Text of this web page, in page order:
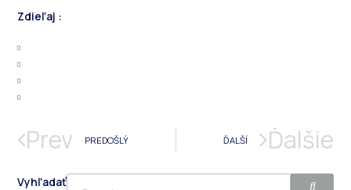
Zdieľaj :
Prev PREDOŠLÝ ĎALŠÍ Ďalšie
Vyhľadať